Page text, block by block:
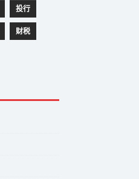
投行
财税